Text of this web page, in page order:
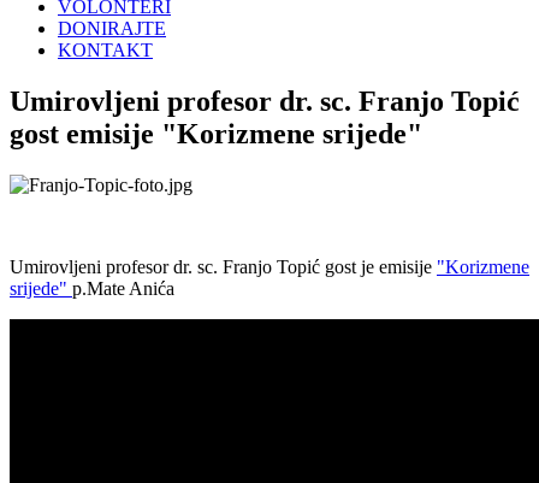
VOLONTERI
DONIRAJTE
KONTAKT
Umirovljeni profesor dr. sc. Franjo Topić
gost emisije "Korizmene srijede"
Umirovljeni profesor dr. sc. Franjo Topić gost je emisije "Korizmene
srijede" p.Mate Anića